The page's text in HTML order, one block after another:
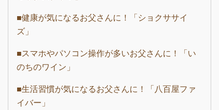
■健康が気になるお父さんに！「ショクササイ
ズ」
■スマホやパソコン操作が多いお父さんに！「い
のちのワイン」
■生活習慣が気になるお父さんに！「八百屋ファ
イバー」